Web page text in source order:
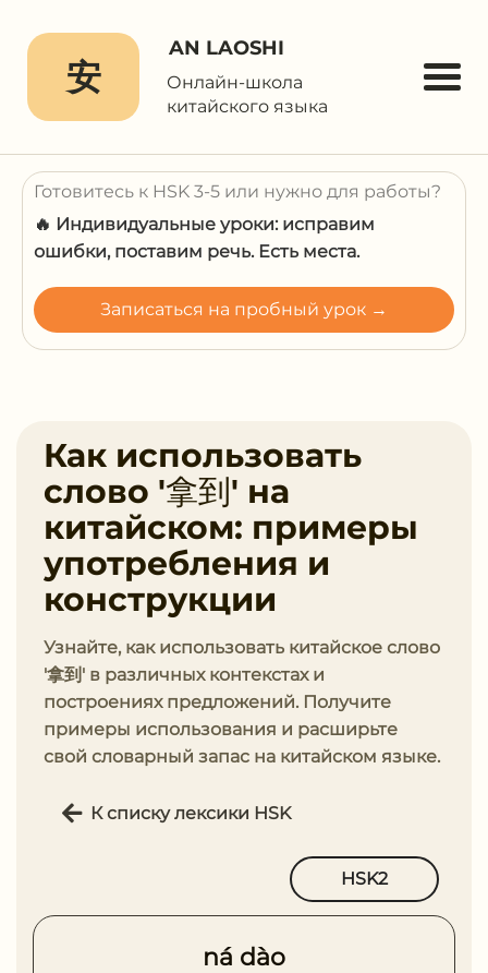
安
AN LAOSHI
Онлайн-школа
китайского языка
Готовитесь к HSK 3-5 или нужно для работы?
🔥 Индивидуальные уроки: исправим
ошибки, поставим речь. Есть места.
Записаться на пробный урок →
Как использовать
слово '拿到' на
китайском: примеры
употребления и
конструкции
Узнайте, как использовать китайское слово
'拿到' в различных контекстах и
построениях предложений. Получите
примеры использования и расширьте
свой словарный запас на китайском языке.
К списку лексики HSK
HSK2
ná dào